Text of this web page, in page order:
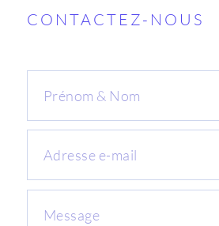
CONTACTEZ-NOUS